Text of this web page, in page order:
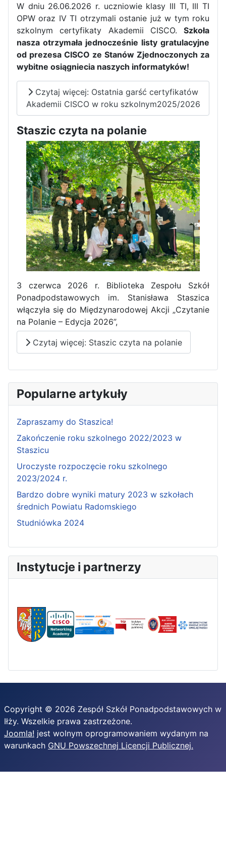
Portugalii
Rozpoczęcie kampanii „Gotowi
na kryzys” w ZSP w Iłży
Pierwszy tydzień praktyk
zawodowych naszych uczniów
w Portugalii za nami!
W dniu 26.06.2026 r. uczniowie klasy III TI, III TI
OPW oraz IV TI otrzymali ostanie już w tym roku
szkolnym certyfikaty Akademii CISCO. Szkoła
nasza otrzymała jednocześnie listy gratulacyjne
od prezesa CISCO ze Stanów Zjednoczonych za
wybitne osiągniecia naszych informatyków!
Czytaj więcej: Ostatnia garść certyfikatów
Akademii CISCO w roku szkolnym2025/2026
Staszic czyta na polanie
3 czerwca 2026 r. Biblioteka Zespołu Szkół
Ponadpodstawowych im. Stanisława Staszica
włączyła się do Międzynarodowej Akcji „Czytanie
na Polanie – Edycja 2026”,
Czytaj więcej: Staszic czyta na polanie
Popularne artykuły
Zapraszamy do Staszica!
Zakończenie roku szkolnego 2022/2023 w
Staszicu
Uroczyste rozpoczęcie roku szkolnego
2023/2024 r.
Bardzo dobre wyniki matury 2023 w szkołach
średnich Powiatu Radomskiego
Studniówka 2024
Instytucje i partnerzy
Copyright © 2026 Zespół Szkół Ponadpodstawowych w
Iłży. Wszelkie prawa zastrzeżone.
Joomla! jest wolnym oprogramowaniem wydanym na
warunkach GNU Powszechnej Licencji Publicznej.